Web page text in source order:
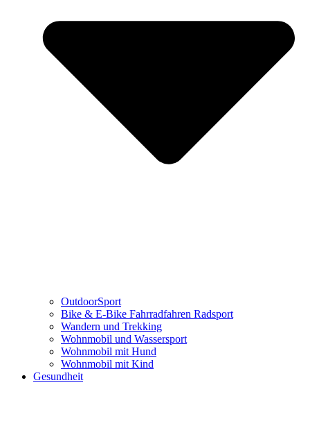
OutdoorSport
Bike & E-Bike Fahrradfahren Radsport
Wandern und Trekking
Wohnmobil und Wassersport
Wohnmobil mit Hund
Wohnmobil mit Kind
Gesundheit